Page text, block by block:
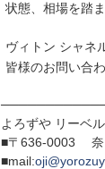
状態、相場を踏
ヴィトン シャネ
皆様のお問い合
よろずや リーベ
■〒636-0003 奈
■mail: